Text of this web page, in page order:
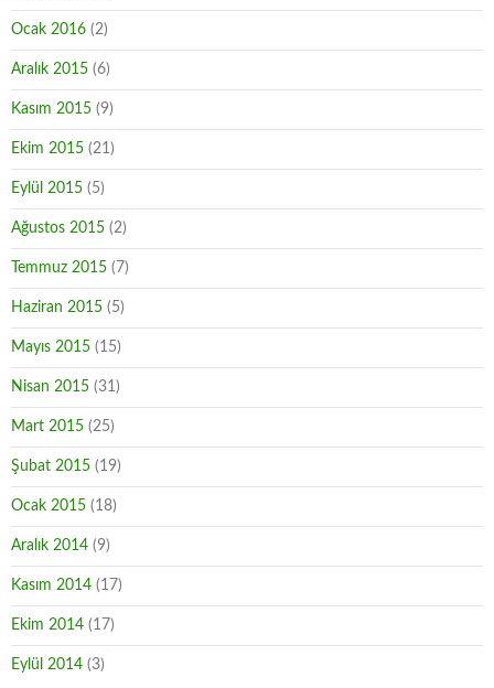
Ocak 2016 (2)
Aralık 2015 (6)
Kasım 2015 (9)
Ekim 2015 (21)
Eylül 2015 (5)
Ağustos 2015 (2)
Temmuz 2015 (7)
Haziran 2015 (5)
Mayıs 2015 (15)
Nisan 2015 (31)
Mart 2015 (25)
Şubat 2015 (19)
Ocak 2015 (18)
Aralık 2014 (9)
Kasım 2014 (17)
Ekim 2014 (17)
Eylül 2014 (3)